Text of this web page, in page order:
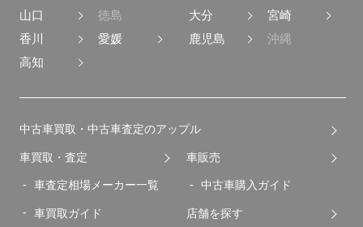
パーキング
アシスト
エアバッグ
フロントカメラ
サイドカメラ バックカメラ
山口
徳島
香川
愛媛
高知
大分
宮崎
鹿児島
沖縄
中古車買取・中古車査定のアップル
車買取・査定
車査定相場メーカー一覧
車買取ガイド
車販売
中古車購入ガイド
店舗を探す